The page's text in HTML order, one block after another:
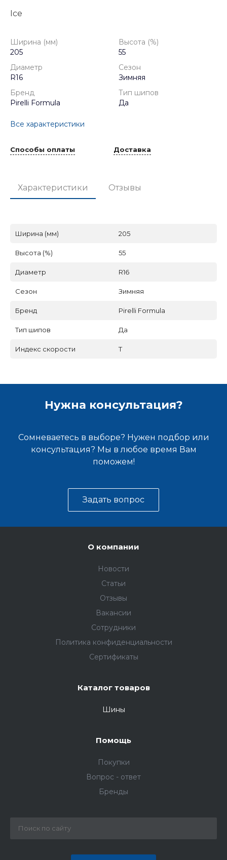
Ice
Ширина (мм)
205
Высота (%)
55
Диаметр
R16
Сезон
Зимняя
Бренд
Pirelli Formula
Тип шипов
Да
Все характеристики
Способы оплаты Доставка
Характеристики Отзывы
Ширина (мм) 205
Высота (%) 55
Диаметр R16
Сезон Зимняя
Бренд Pirelli Formula
Тип шипов Да
Индекс скорости T
Нужна консультация?
Сомневаетесь в выборе? Нужен подбор или
консультация? Мы в любое время Вам
поможем!
Задать вопрос
О компании
Новости
Статьи
Отзывы
Вакансии
Сотрудники
Политика конфиденциальности
Сертификаты
Каталог товаров
Шины
Помощь
Покупки
Вопрос - ответ
Бренды